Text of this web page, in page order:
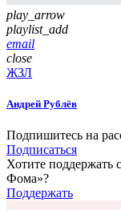
play_arrow
playlist_add
email
close
ЖЗЛ
Андрей Рублёв
Подпишитесь на
Подписаться
Хотите поддержать
Фома»?
Поддержать